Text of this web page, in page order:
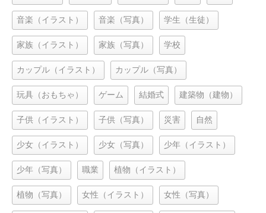
音楽（イラスト） 音楽（写真） 学生（生徒）
家族（イラスト） 家族（写真） 学校
カップル（イラスト） カップル（写真）
玩具（おもちゃ） ゲーム 結婚式 建築物（建物）
子供（イラスト） 子供（写真） 災害 自然
少女（イラスト） 少女（写真） 少年（イラスト）
少年（写真） 職業 植物（イラスト）
植物（写真） 女性（イラスト） 女性（写真）